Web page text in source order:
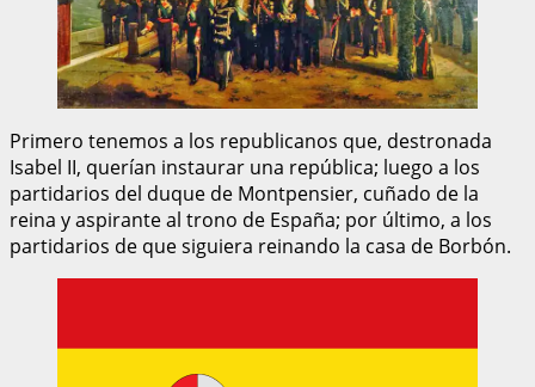
Primero tenemos a los republicanos que, destronada
Isabel II, querían instaurar una república; luego a los
partidarios del duque de Montpensier, cuñado de la
reina y aspirante al trono de España; por último, a los
partidarios de que siguiera reinando la casa de Borbón.